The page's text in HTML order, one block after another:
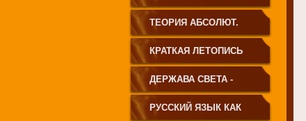
ЧЕРТЫ УКЛАДА
ГОСУДАРСТВА
ПРИНЦИПИАЛЬНО
НОВОГО ТИПА
ТЕОРИЯ АБСОЛЮТ.
СВЕТА
КРАТКАЯ ЛЕТОПИСЬ
ЧЕЛОВЕЧЕСТВА
ДЕРЖАВА СВЕТА -
ВЕНЕЦ ЧЕЛОВЕЧЕСТВА
РУССКИЙ ЯЗЫК КАК